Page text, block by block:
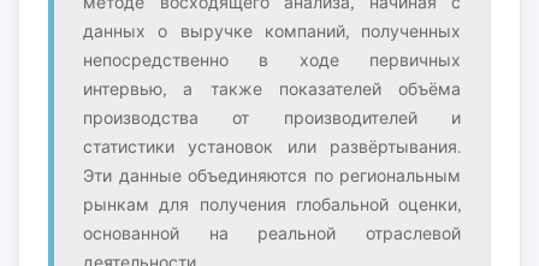
данных о выручке компаний, полученных
непосредственно в ходе первичных
интервью, а также показателей объёма
производства от производителей и
статистики установок или развёртывания.
Эти данные объединяются по региональным
рынкам для получения глобальной оценки,
основанной на реальной отраслевой